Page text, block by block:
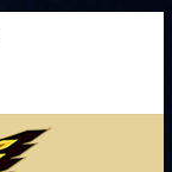
Ancestral